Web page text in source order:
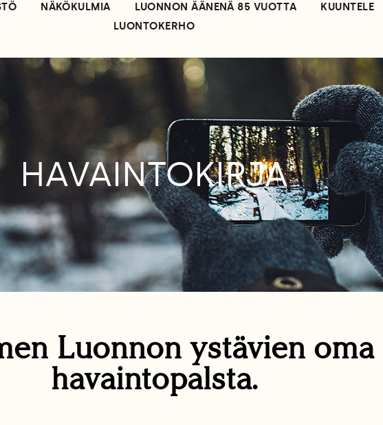
NÄKÖKULMIA LUONNON ÄÄNENÄ 85 VUOTTA KUUNTELE
LUONTOKERHO
HAVAINTOKIRJA
Luonnon ystävien oma
havaintopalsta.